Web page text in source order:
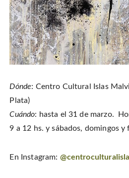
Dónde: Centro Cultural Islas
Plata)
Cuándo: hasta el 31 de marzo.
9 a 12 hs. y sábados, domingos y
En Instagram: